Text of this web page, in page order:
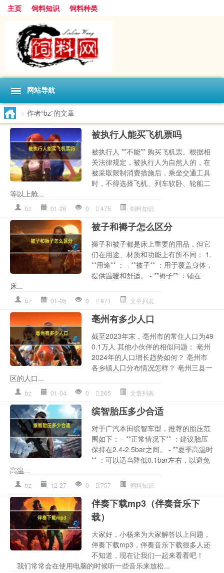
主页 饲料知识 饲料种类
网站导航
> 作者“bz”的文章
被执行人能买飞机票吗
被执行人 **不能** 购买飞机票。根据相
关法律规定，被执行人为自然人的，在
被采取限制消费措施后，乘坐交通工具
时，不得选择飞机、列车软卧、轮船二
等以上舱...
bz 01-26 0 475 饲料知识
被子和褥子怎么区分
褥子和被子都是床上重要的用品，但它
们在用途、材质和功能上有所不同： 1.
**用途** ： - **被子** ：用于覆盖身体，
提供温暖和舒适。 - **褥子** ：铺在
床...
bz 01-05 0 971 文章列表
亳州有多少人口
截至2023年末，亳州市的常住人口为49
0.1万人 其他小伙伴的相似问题： 亳州
2024年的人口增长趋势如何？ 亳州市
各乡镇人口分布情况怎样？ 亳州三县一
区的人口...
bz 01-04 0 265 文章列表
缤智胎压多少合适
对于广汽本田缤智车型，推荐的胎压范
围如下： - **正常情况下** ：建议胎压
保持在2.4-2.5bar之间。 - **夏季高温时
** ：可以适当降低0.1bar左右，以避免
高温...
bz 12-27 0 757 饲料知识
伴奏下载mp3（伴奏音乐下
载）
大家好，小杨来为大家解答以上问题，
伴奏下载mp3，伴奏音乐下载很多人还
不知道，现在让我们一起来看看吧！
我们常常会在使用电脑的时候听一些音乐来放松...